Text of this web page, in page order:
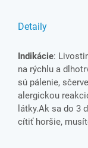
Detaily
Indikácie:
na rýchlu a
sú pálenie,
alergickou
látky.Ak sa do 3
cítiť horšie,